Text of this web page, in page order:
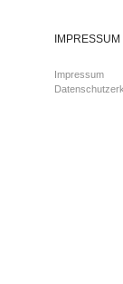
Impressum